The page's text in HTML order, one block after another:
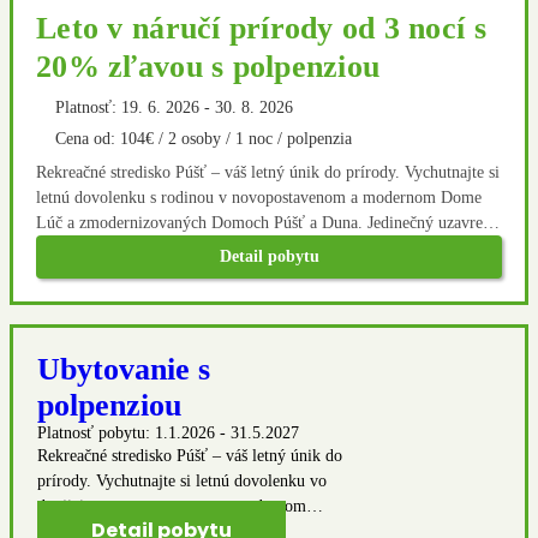
Leto v náručí prírody od 3 nocí s
20% zľavou s polpenziou
Cena od: 104€ / 2 osoby / 1 noc / polpenzia
Platnosť: 19. 6. 2026 - 30. 8. 2026
Rekreačné stredisko Púšť – váš letný únik do prírody. Vychutnajte si
letnú dovolenku s rodinou v novopostavenom a modernom Dome
Lúč a zmodernizovaných Domoch Púšť a Duna. Jedinečný uzavretý
areál ponúka široké možnosti aktívneho oddychu nielen na
novovybudovanom multifunkčnom ihrisku. V okolí sa nachádza
množsvto turistických a cyklistických trás. Po aktívnom oddychu
dobre padne domáca kuchyňa v našej reštaurácii.
Detail pobytu
Ubytovanie s
polpenziou
Platnosť pobytu: 1.1.2026 - 31.5.2027
Rekreačné stredisko Púšť – váš letný únik do
prírody. Vychutnajte si letnú dovolenku vo
dvojici v novopostavenom a modernom
Dome Lúč a zmodernizovaných Domoch
Detail pobytu